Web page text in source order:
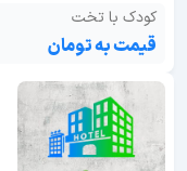
کودک با تخت
قیمت به تومان